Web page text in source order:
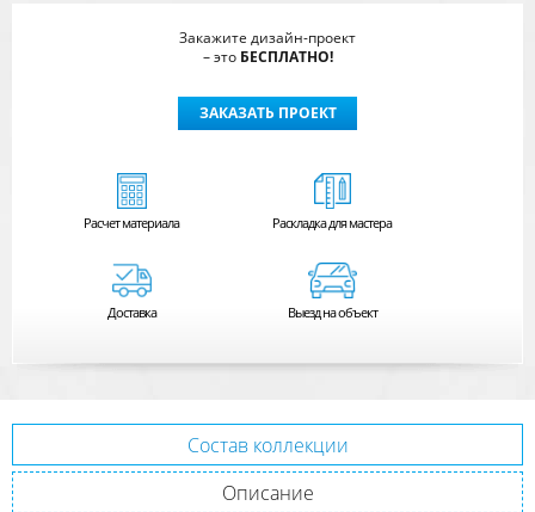
Закажите дизайн-проект
– это БЕСПЛАТНО!
ЗАКАЗАТЬ ПРОЕКТ
Расчетматериала Раскладка для мастера
Доставка Выезд на объект
Состав коллекции
Описание